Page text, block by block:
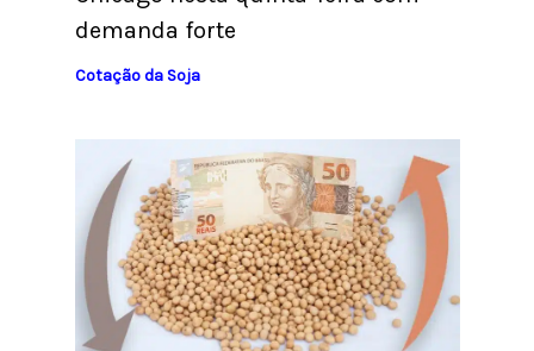
demanda forte
Cotação da Soja